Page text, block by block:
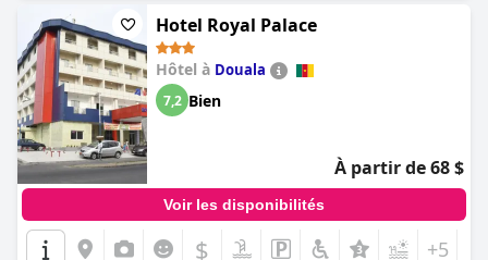
Hotel Royal Palace
Hôtel à Douala
7,2 Bien
À partir de 68 $
Voir les disponibilités
$ +5